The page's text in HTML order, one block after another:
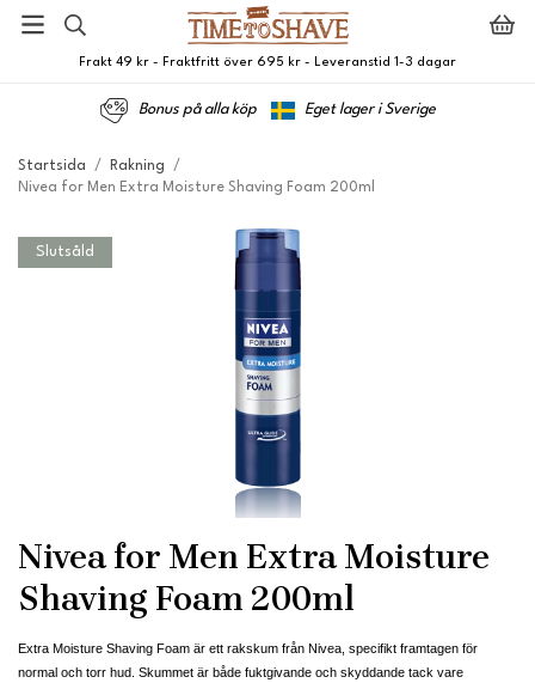
Frakt 49 kr - Fraktfritt över 695 kr - Leveranstid 1-3 dagar
Bonus på alla köp Eget lager i Sverige
Startsida / Rakning
/
Nivea for Men Extra Moisture Shaving Foam 200ml
Slutsåld
Nivea for Men Extra Moisture
Shaving Foam 200ml
Extra Moisture Shaving Foam är ett rakskum från Nivea, specifikt framtagen för
normal och torr hud. Skummet är både fuktgivande och skyddande tack vare